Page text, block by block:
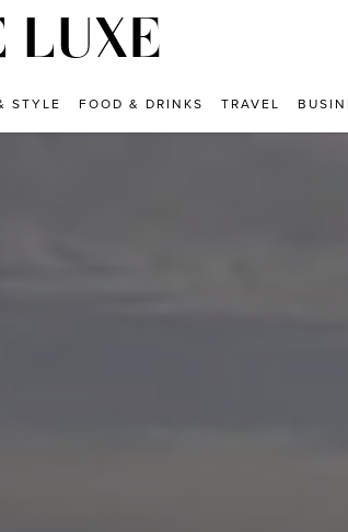
STYLE FOOD & DRINKS TRAVEL